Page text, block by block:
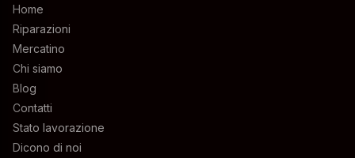
Home
Riparazioni
Mercatino
Chi siamo
Blog
Contatti
Stato lavorazione
Dicono di noi